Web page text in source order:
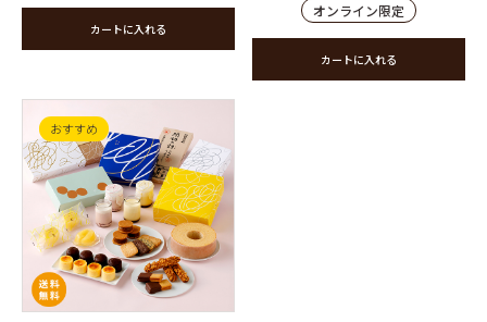
カートに入れる
オンライン限定
カートに入れる
おすすめ